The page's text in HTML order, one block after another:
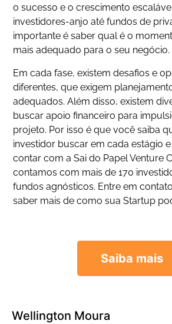
o sucesso e o crescimento
investidores-anjo até fundos de
importante é saber qual é o
mais adequado para o seu negócio.
Em cada fase, existem desafios e
diferentes, que exigem
adequados. Além disso, existem
buscar apoio financeiro para
projeto. Por isso é que você saiba
investidor buscar em cada estágio
contar com a Sai do Papel Venture
contamos com mais de 170
fundos agnósticos. Entre em
saber mais de como sua Startup
Saiba mais
Wellington Moura